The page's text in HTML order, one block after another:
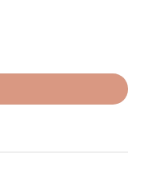
semigros)